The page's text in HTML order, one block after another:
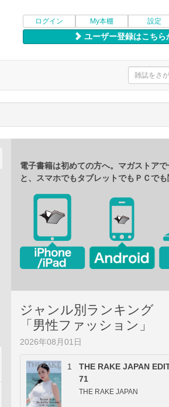
ログイン My本棚 設定
ユーザー登録はこちら
電子書籍は初めての方へ。マガストア
と、スマホでもタブレットでもＰＣでも
ジャンル別ランキング
「男性ファッション」
2026年08月01日
1
THE RAKE JAPAN
71
THE RAKE JAPAN